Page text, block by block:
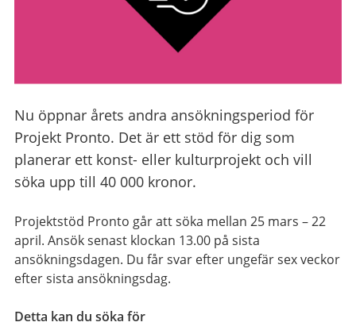
Nu öppnar årets andra ansökningsperiod för
Projekt Pronto. Det är ett stöd för dig som
planerar ett konst- eller kulturprojekt och vill
söka upp till 40 000 kronor.
Projektstöd Pronto går att söka mellan 25 mars – 22
april. Ansök senast klockan 13.00 på sista
ansökningsdagen. Du får svar efter ungefär sex veckor
efter sista ansökningsdag.
Detta kan du söka för